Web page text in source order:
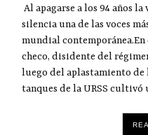
Al apagarse a los 94 años
silencia una de las voces
mundial
checo, disidente del
luego del aplastamiento de
tanques de la URSS cultivó